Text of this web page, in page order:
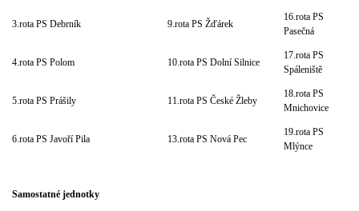
3.rota PS Debrník 9.rota PS Žďárek
16.rota PS
Pasečná
4.rota PS Polom 10.rota PS Dolní Silnice
17.rota PS
Spáleniště
5.rota PS Prášily 11.rota PS České Žleby
18.rota PS
Mnichovice
6.rota PS Javoří Pila 13.rota PS Nová Pec
19.rota PS
Mlýnce
Samostatné jednotky